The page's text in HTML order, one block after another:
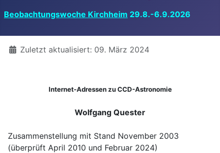
Beobachtungswoche Kirchheim 29.8.-6.9.2026
DetailsZuletzt aktualisiert: 09. März 2024
Internet-Adressen zu CCD-Astronomie
Wolfgang Quester
Zusammenstellung mit Stand November 2003
(überprüft April 2010 und Februar 2024)